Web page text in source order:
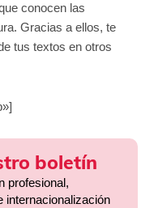
conocen las
Gracias a ellos, te
tus textos en otros
boletín
profesional,
internacionalización